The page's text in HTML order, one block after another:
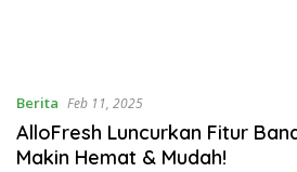
Berita Feb 11, 2025
AlloFresh Luncurkan Fitur
Makin Hemat & Mudah!